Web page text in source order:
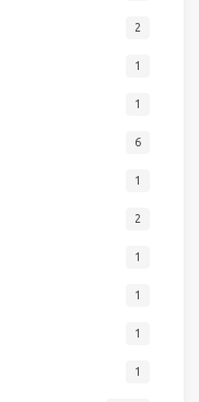
2
1
1
6
1
2
1
1
1
1